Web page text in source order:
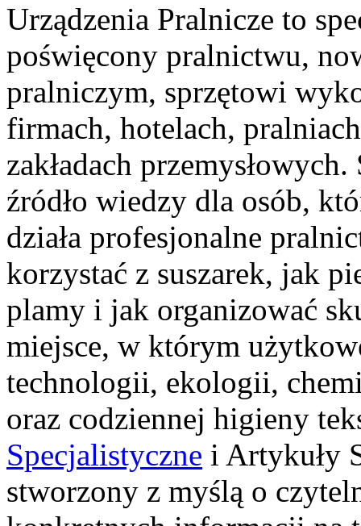
Urządzenia Pralnicze to
poświęcony pralnictwu,
pralniczym, sprzętowi
firmach, hotelach,
zakładach
źródło wiedzy dla osób,
działa profesjonalne
korzystać z suszarek, jak
plamy i jak organizować
miejsce, w którym
technologii, ekologii,
oraz codziennej higieny
Specjalistyczne i Artykuły
stworzony z myślą o